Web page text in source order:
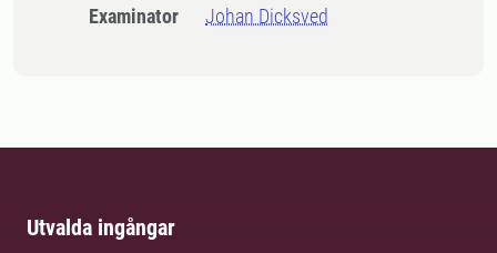
Examinator Johan Dicksved
Utvalda ingångar